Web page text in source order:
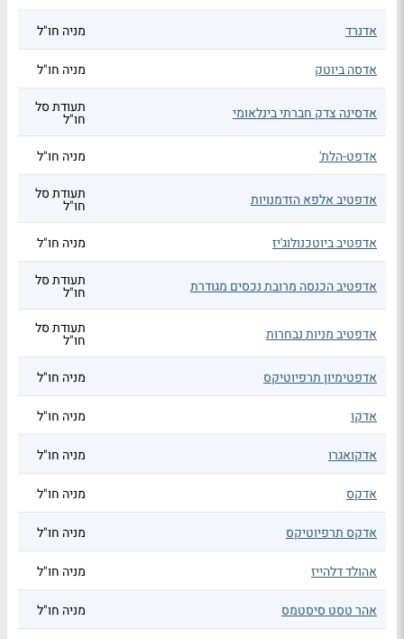
אדנרד מניה חו"ל
אדסה ביוטק מניה חו"ל
אדסינה צדק חברתי בינלאומי תעודת סל
חו"ל
אדפט-הלת'
מניה חו"ל
אדפטיב אלפא הזדמנויות תעודת סל
חו"ל
אדפטיב ביוטכנולוג'יז
מניה חו"ל
אדפטיב הכנסה מרובת נכסים מגודרת תעודת סל
חו"ל
אדפטיב מניות נבחרות תעודת סל
חו"ל
אדפטימיון תרפיוטיקס
מניה חו"ל
אדקו מניה חו"ל
אדקואגרו מניה חו"ל
אדקס מניה חו"ל
אדקס תרפיוטיקס מניה חו"ל
אהולד דלהייז מניה חו"ל
אהר טסט סיסטמס מניה חו"ל